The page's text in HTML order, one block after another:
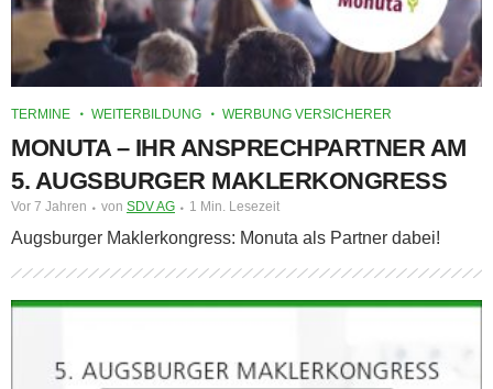
TERMINE WEITERBILDUNG WERBUNG VERSICHERER
MONUTA – IHR ANSPRECHPARTNER AM
5. AUGSBURGER MAKLERKONGRESS
Vor 7 Jahren von SDV AG 1 Min. Lesezeit
Augsburger Maklerkongress: Monuta als Partner dabei!